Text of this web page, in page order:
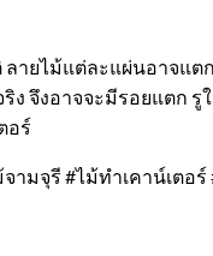
ายไม้แต่ละแผ่นอาจแต
ริง จึงอาจจะมีรอยแตก
อร์
ามจุรี #ไม้ทำเคาน์เตอ